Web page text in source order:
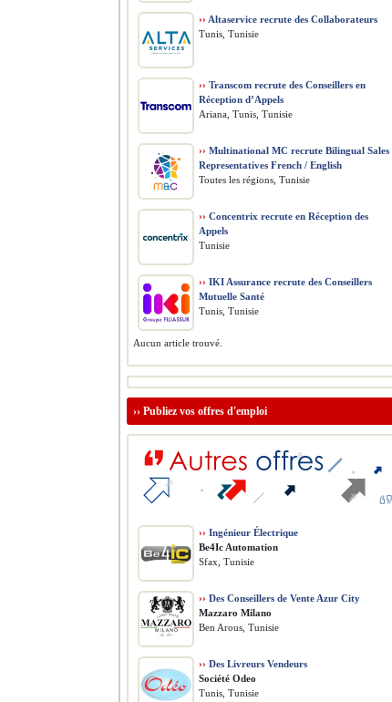
›› Altaservice recrute des Collaborateurs
Tunis, Tunisie
›› Transcom recrute des Conseillers en
Réception d’Appels
Ariana, Tunis, Tunisie
›› Multinational MC recrute Bilingual Sales
Representatives French / English
Toutes les régions, Tunisie
›› Concentrix recrute en Réception des
Appels
Tunisie
›› IKI Assurance recrute des Conseillers
Mutuelle Santé
Tunis, Tunisie
Aucun article trouvé.
›› Publiez vos offres d'emploi
›› Ingénieur Électrique
Be4Ic Automation
Sfax, Tunisie
›› Des Conseillers de Vente Azur City
Mazzaro Milano
Ben Arous, Tunisie
›› Des Livreurs Vendeurs
Société Odeo
Tunis, Tunisie